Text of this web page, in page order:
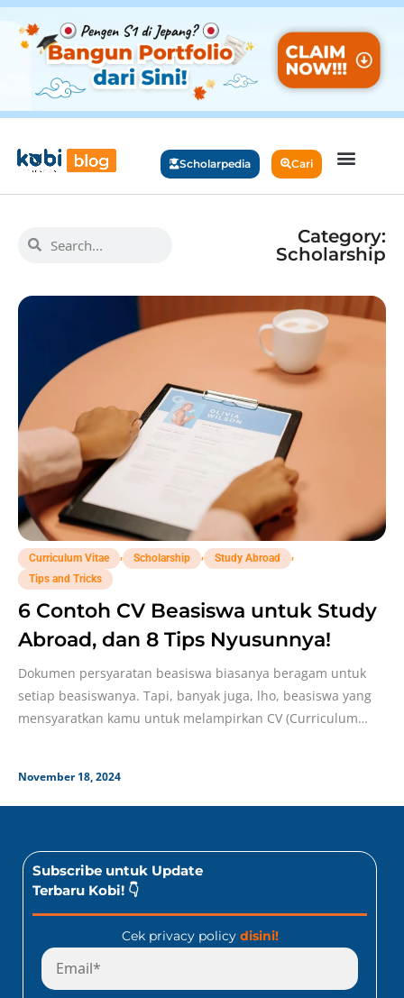
Scholarpedia Cari
Category:
Scholarship
Curriculum Vitae Scholarship Study Abroad
Tips and Tricks
6 Contoh CV Beasiswa untuk Study
Abroad, dan 8 Tips Nyusunnya!
Dokumen persyaratan beasiswa biasanya beragam untuk
setiap beasiswanya. Tapi, banyak juga, lho, beasiswa yang
mensyaratkan kamu untuk melampirkan CV (Curriculum
November 18, 2024
Subscribe untuk Update
Terbaru Kobi! 👇
Cek privacy policy disini!